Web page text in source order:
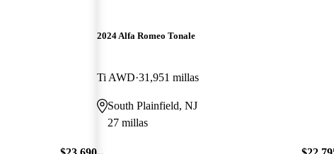
2024 Alfa Romeo Tonale
Ti AWD 31,951 millas
South Plainfield, NJ
27 millas